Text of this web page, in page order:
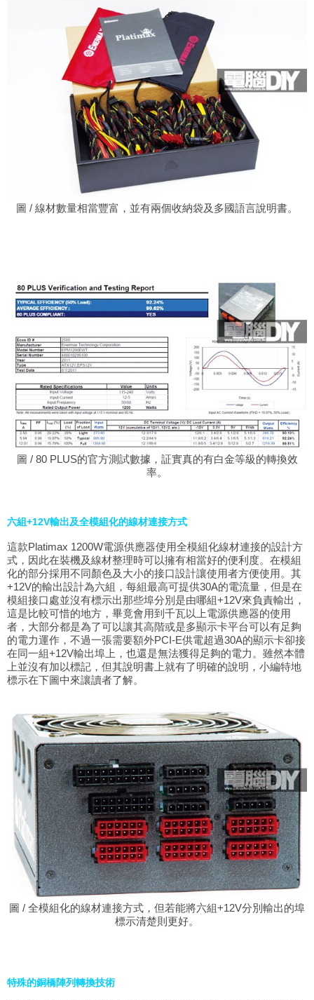
圖 / 線材數量相當豐富，並有兩個收納袋及多國語言說明書。
圖 / 80 PLUS的官方測試數據，証實真的有白金等級的轉換效
率。
六組+12V輸出及全模組化的線材連接方式
這款Platimax 1200W電源供應器使用全模組化線材連接的設計方
式，因此在裝機及線材整理時可以擁有相當好的便利度。在模組
化的部分採用不同顏色及大小的接口設計讓使用者方便使用。其
+12V的輸出設計為六組，每組最高可提供30A的電流量，但是在
模組接口處並沒有標示出那些埠分別是由哪組+12V來負責輸出，
這是比較可惜的地方，畢竟會用到千瓦以上電源供應器的使用
者，大部分都是為了可以讓其高階或是多顯示卡平台可以有足夠
的電力運作，不過一張需要額外PCI-E供電超過30A的顯示卡卻接
在同一組+12V輸出埠上，也還是無法獲得足夠的電力。雖然本體
上並沒有加以標記，但其說明書上就有了明確的說明，小編特地
標示在下圖中來讓讀者了解。
圖 / 全模組化的線材連接方式，但若能將六組+12V分別輸出的埠
標示清楚則更好。
特殊的銅橋陣列轉換技術